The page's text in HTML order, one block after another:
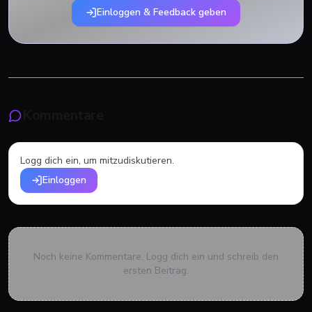
Einloggen & Feedback geben
Logg dich ein, um mitzudiskutieren.
Einloggen
Noch keine Kommentare. Logg dich ein und schreib den
ersten Beitrag.